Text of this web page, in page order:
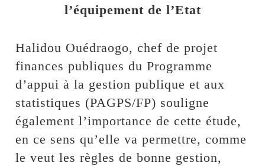
l’équipement de l’Etat
Halidou Ouédraogo, chef de projet
finances publiques du Programme
d’appui à la gestion publique et aux
statistiques (PAGPS/FP) souligne
également l’importance de cette étude,
en ce sens qu’elle va permettre, comme
le veut les règles de bonne gestion,